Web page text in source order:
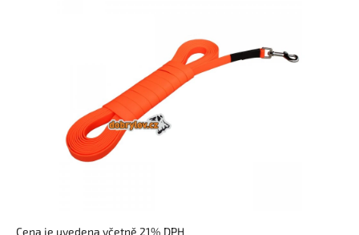
Cena je uvedena včetně 21% DPH